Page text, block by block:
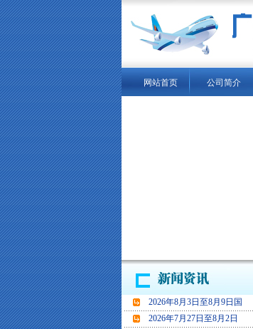
网站首页 公司简介
2026年8月3日至8月9日国
2026年7月27日至8月2日